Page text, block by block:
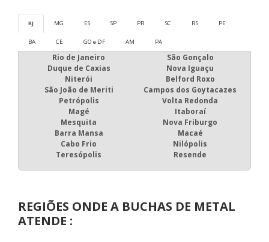
RJ MG ES SP PR SC RS PE
BA CE GO e DF AM PA
Rio de Janeiro
São Gonçalo
Duque de Caxias
Nova Iguaçu
Niterói
Belford Roxo
São João de Meriti
Campos dos Goytacazes
Petrópolis
Volta Redonda
Magé
Itaboraí
Mesquita
Nova Friburgo
Barra Mansa
Macaé
Cabo Frio
Nilópolis
Teresópolis
Resende
REGIÕES ONDE A BUCHAS DE METAL
ATENDE :